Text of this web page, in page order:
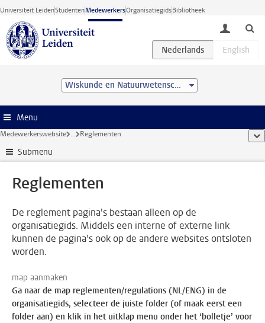
Ga direct naar de inhoud
Universiteit LeidenStudentenMedewerkersOrganisatiegidsBibliotheek
toggle
Wiskunde en Natuurwetenschappen
Menu
Medewerkerswebsite ... Reglementen
Submenu
Reglementen
De reglement pagina's bestaan alleen op de
organisatiegids. Middels een interne of externe link
kunnen de pagina's ook op de andere websites ontsloten
worden.
map aanmaken
Ga naar de map reglementen/regulations (NL/ENG) in de
organisatiegids, selecteer de juiste folder (of maak eerst een
folder aan) en klik in het uitklap menu onder het ‘bolletje’ voor